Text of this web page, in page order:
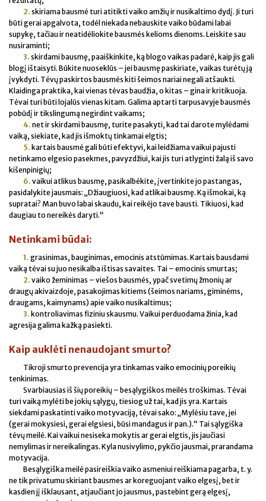
2. skiriama bausmė turi atitikti vaiko amžių ir nusikaltimo dydį. Ji turi
būti gerai apgalvota, todėl niekada nebauskite vaiko būdami labai
supykę, tačiau ir neatidėliokite bausmės kelioms dienoms. Leiskite sau
nusiraminti;
3. skirdami bausmę, paaiškinkite, ką blogo vaikas padarė, kaip jis gali
blogį ištaisyti. Būkite nuoseklūs – jei bausmę paskiriate, vaikas turėtų ją
įvykdyti. Tėvų paskirtos bausmės kiti šeimos nariai negali atšaukti.
Klaidinga praktika, kai vienas tėvas baudžia, o kitas – gina ir kritikuoja.
Tėvai turi būti lojalūs vienas kitam. Galima aptarti tarpusavyje bausmės
pobūdį ir tikslingumą negirdint vaikams;
4. net ir skirdami bausmę, turite pasakyti, kad tai darote mylėdami
vaiką, siekiate, kad jis išmoktų tinkamai elgtis;
5. kartais bausmė gali būti efektyvi, kai leidžiama vaikui pajusti
netinkamo elgesio pasekmes, pavyzdžiui, kai jis turi atlyginti žalą iš savo
kišenpinigių;
6. vaikui atlikus bausmę, pasikalbėkite, įvertinkite jo pastangas,
pasidalykite jausmais: „Džiaugiuosi, kad atlikai bausmę. Ką išmokai, ką
supratai? Man buvo labai skaudu, kai reikėjo tave bausti. Tikiuosi, kad
daugiau to nereikės daryti.“
Netinkami būdai:
1. grasinimas, bauginimas, emocinis atstūmimas. Kartais bausdami
vaiką tėvai su juo nesikalba ištisas savaites. Tai – emocinis smurtas;
2. vaiko žeminimas – viešos bausmės, ypač svetimų žmonių ar
draugų akivaizdoje, pasakojimas kitiems (šeimos nariams, giminėms,
draugams, kaimynams) apie vaiko nusikaltimus;
3. kontroliavimas fiziniu skausmu. Vaikui perduodama žinia, kad
agresija galima kažką pasiekti.
Kaip auklėti nenaudojant smurto?
Tikroji smurto prevencija yra tinkamas vaiko emocinių poreikių
tenkinimas.
Svarbiausias iš šių poreikių – besąlygiškos meilės troškimas. Tėvai
turi vaiką mylėti be jokių sąlygų, tiesiog už tai, kad jis yra. Kartais
siekdami paskatinti vaiko motyvaciją, tėvai sako: „Mylėsiu tave, jei
(gerai mokysiesi, gerai elgsiesi, būsi mandagus ir pan.).“ Tai sąlygiška
tėvų meilė. Kai vaikui nesiseka mokytis ar gerai elgtis, jis jaučiasi
nemylimas ir nereikalingas. Kyla nusivylimo, pykčio jausmai, prarandama
motyvacija.
Besąlygiška meilė pasireiškia vaiko asmeniui reiškiama pagarba, t. y.
ne tik privatumu skiriant bausmes ar koreguojant vaiko elgesį, bet ir
kasdien jį išklausant, atjaučiant jo jausmus, pastebint gerą elgesį,